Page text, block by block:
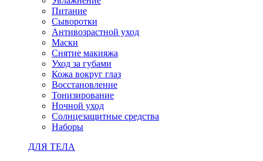
Питание
Сыворотки
Антивозрастной уход
Маски
Снятие макияжа
Уход за губами
Кожа вокруг глаз
Восстановление
Тонизирование
Ночной уход
Солнцезащитные средства
Наборы
ДЛЯ ТЕЛА